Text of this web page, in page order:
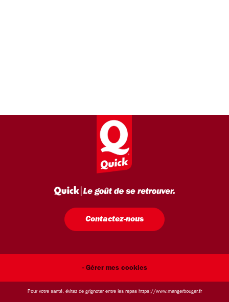
Contactez-nous
- Gérer mes cookies
Pour votre santé, évitez de grignoter entre les repas https://www.mangerbouger.fr